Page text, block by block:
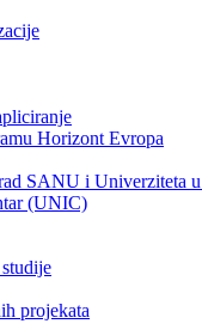
Horizont Evropa
SANU i Univerziteta
(UNIC)
projekata